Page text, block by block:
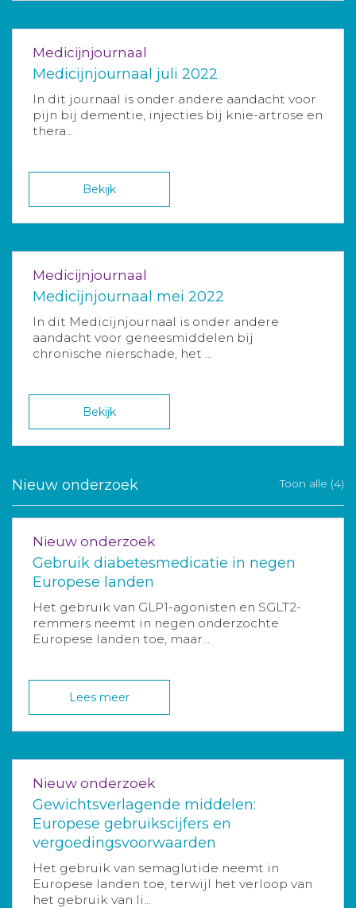
Medicijnjournaal
Medicijnjournaal juli 2022
In dit journaal is onder andere aandacht voor
pijn bij dementie, injecties bij knie-artrose en
thera...
Bekijk
Medicijnjournaal
Medicijnjournaal mei 2022
In dit Medicijnjournaal is onder andere
aandacht voor geneesmiddelen bij
chronische nierschade, het ...
Bekijk
Nieuw onderzoek Toon alle (4)
Nieuw onderzoek
Gebruik diabetesmedicatie in negen
Europese landen
Het gebruik van GLP1-agonisten en SGLT2-
remmers neemt in negen onderzochte
Europese landen toe, maar...
Lees meer
Nieuw onderzoek
Gewichtsverlagende middelen:
Europese gebruikscijfers en
vergoedingsvoorwaarden
Het gebruik van semaglutide neemt in
Europese landen toe, terwijl het verloop van
het gebruik van li...